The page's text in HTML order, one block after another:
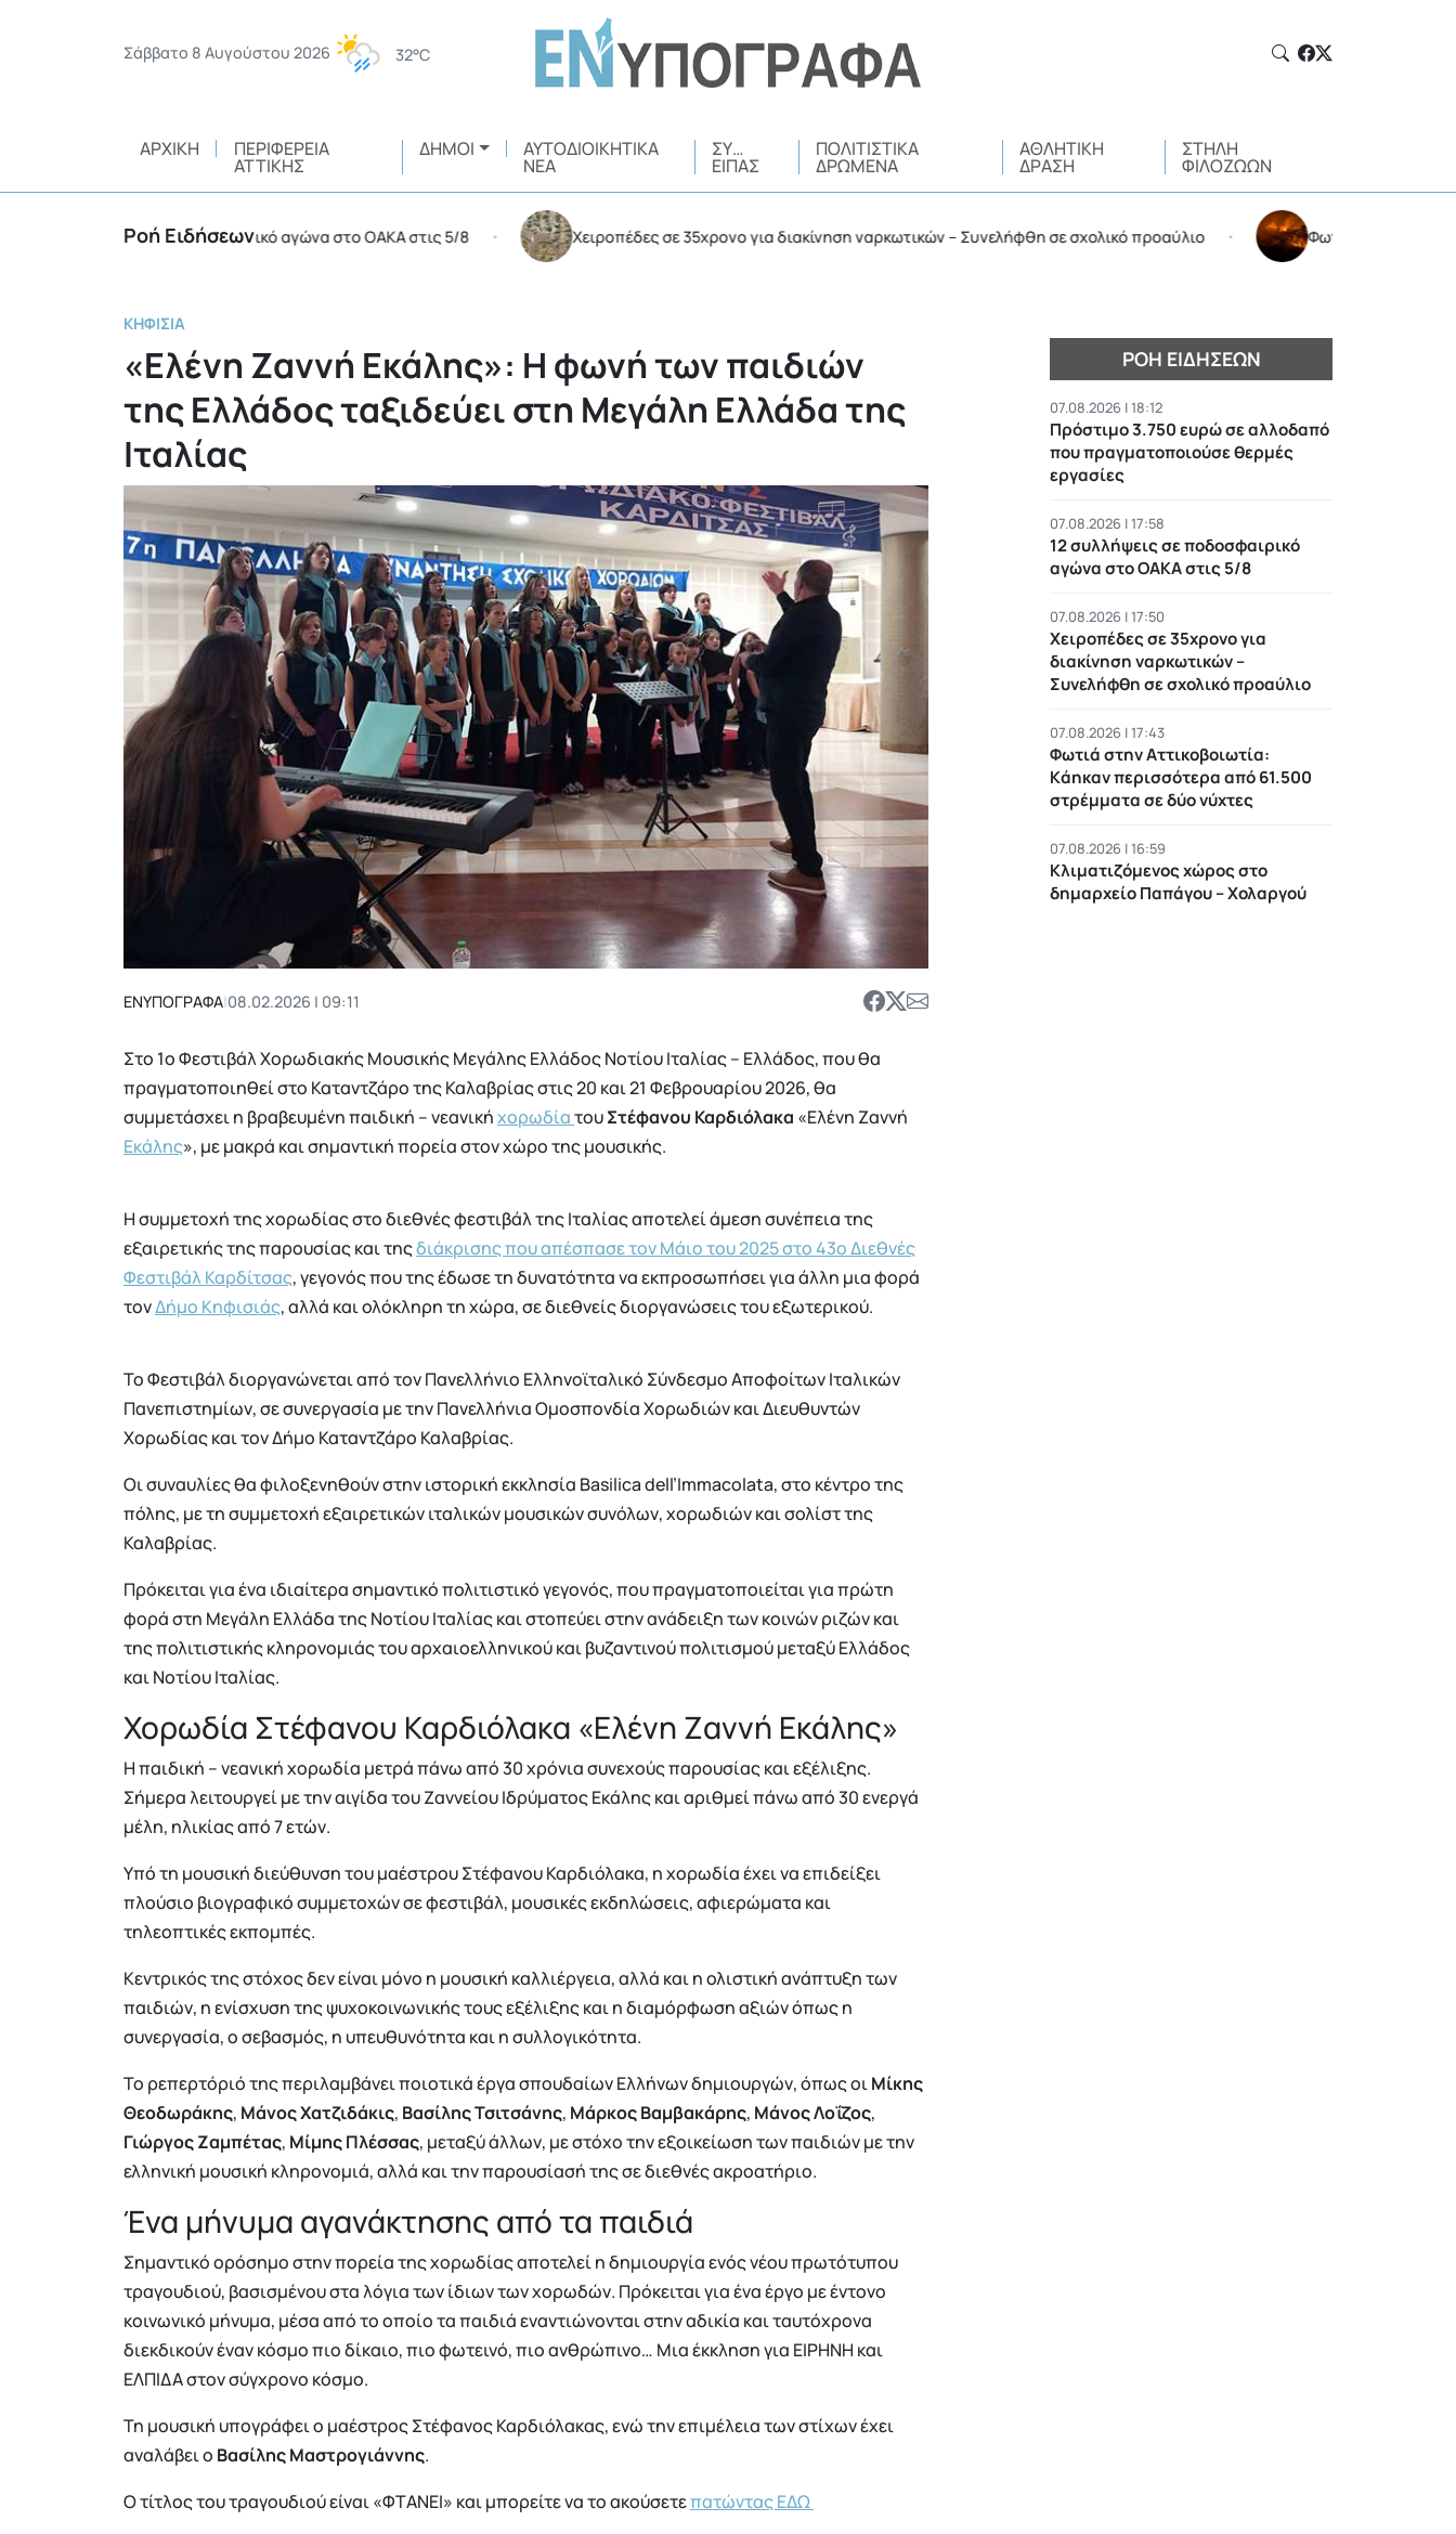
Σάββατο 8 Αυγούστου 2026 32°C
ΑΡΧΙΚΉ ΠΕΡΙΦΈΡΕΙΑ
ΑΤΤΙΚΉΣ
ΔΉΜΟΙ ΑΥΤΟΔΙΟΙΚΗΤΙΚΆ
ΝΈΑ
ΣΥ…
ΕΊΠΑΣ
ΠΟΛΙΤΙΣΤΙΚΆ
ΔΡΏΜΕΝΑ
ΑΘΛΗΤΙΚΉ
ΔΡΆΣΗ
ΣΤΉΛΗ
ΦΙΛΌΖΩΩΝ
Ροή Ειδήσεων
σε ποδοσφαιρικό αγώνα στο ΟΑΚΑ στις 5/8 • Χειροπέδες σε 35χρονο για διακίνηση ναρκωτικών – Συνελήφθη σε σχολικό προαύλιο • Φωτιά στην
ΚΗΦΙΣΙΆ
«Ελένη Ζαννή Εκάλης»: Η φωνή των παιδιών
της Ελλάδος ταξιδεύει στη Μεγάλη Ελλάδα της
Ιταλίας
ΕΝΥΠΟΓΡΑΦΑ|08.02.2026 | 09:11
Στο 1ο Φεστιβάλ Χορωδιακής Μουσικής Μεγάλης Ελλάδος Νοτίου Ιταλίας – Ελλάδος, που θα
πραγματοποιηθεί στο Καταντζάρο της Καλαβρίας στις 20 και 21 Φεβρουαρίου 2026, θα
συμμετάσχει η βραβευμένη παιδική – νεανικήχορωδίατουΣτέφανου Καρδιόλακα «Ελένη Ζαννή
Εκάλης», με μακρά και σημαντική πορεία στον χώρο της μουσικής.
Η συμμετοχή της χορωδίας στο διεθνές φεστιβάλ της Ιταλίας αποτελεί άμεση συνέπεια της
εξαιρετικής της παρουσίας και τηςδιάκρισης που απέσπασε τον Μάιο του 2025 στο 43ο Διεθνές
Φεστιβάλ Καρδίτσας, γεγονός που της έδωσε τη δυνατότητα να εκπροσωπήσει για άλλη μια φορά
τονΔήμο Κηφισιάς, αλλά και ολόκληρη τη χώρα, σε διεθνείς διοργανώσεις του εξωτερικού.
Το Φεστιβάλ διοργανώνεται από τον Πανελλήνιο Ελληνοϊταλικό Σύνδεσμο Αποφοίτων Ιταλικών
Πανεπιστημίων, σε συνεργασία με την Πανελλήνια Ομοσπονδία Χορωδιών και Διευθυντών
Χορωδίας και τον Δήμο Καταντζάρο Καλαβρίας.
Οι συναυλίες θα φιλοξενηθούν στην ιστορική εκκλησία Basilica dell’Immacolata, στο κέντρο της
πόλης, με τη συμμετοχή εξαιρετικών ιταλικών μουσικών συνόλων, χορωδιών και σολίστ της
Καλαβρίας.
Πρόκειται για ένα ιδιαίτερα σημαντικό πολιτιστικό γεγονός, που πραγματοποιείται για πρώτη
φορά στη Μεγάλη Ελλάδα της Νοτίου Ιταλίας και στοπεύει στην ανάδειξη των κοινών ριζών και
της πολιτιστικής κληρονομιάς του αρχαιοελληνικού και βυζαντινού πολιτισμού μεταξύ Ελλάδος
και Νοτίου Ιταλίας.
Χορωδία Στέφανου Καρδιόλακα «Ελένη Ζαννή Εκάλης»
Η παιδική – νεανική χορωδία μετρά πάνω από 30 χρόνια συνεχούς παρουσίας και εξέλιξης.
Σήμερα λειτουργεί με την αιγίδα του Ζαννείου Ιδρύματος Εκάλης και αριθμεί πάνω από 30 ενεργά
μέλη, ηλικίας από 7 ετών.
Υπό τη μουσική διεύθυνση του μαέστρου Στέφανου Καρδιόλακα, η χορωδία έχει να επιδείξει
πλούσιο βιογραφικό συμμετοχών σε φεστιβάλ, μουσικές εκδηλώσεις, αφιερώματα και
τηλεοπτικές εκπομπές.
Κεντρικός της στόχος δεν είναι μόνο η μουσική καλλιέργεια, αλλά και η ολιστική ανάπτυξη των
παιδιών, η ενίσχυση της ψυχοκοινωνικής τους εξέλιξης και η διαμόρφωση αξιών όπως η
συνεργασία, ο σεβασμός, η υπευθυνότητα και η συλλογικότητα.
Το ρεπερτόριό της περιλαμβάνει ποιοτικά έργα σπουδαίων Ελλήνων δημιουργών, όπως οιΜίκης
Θεοδωράκης, Μάνος Χατζιδάκις, Βασίλης Τσιτσάνης, Μάρκος Βαμβακάρης, Μάνος Λοΐζος,
Γιώργος Ζαμπέτας, Μίμης Πλέσσας, μεταξύ άλλων, με στόχο την εξοικείωση των παιδιών με την
ελληνική μουσική κληρονομιά, αλλά και την παρουσίασή της σε διεθνές ακροατήριο.
Ένα μήνυμα αγανάκτησης από τα παιδιά
Σημαντικό ορόσημο στην πορεία της χορωδίας αποτελεί η δημιουργία ενός νέου πρωτότυπου
τραγουδιού, βασισμένου στα λόγια των ίδιων των χορωδών. Πρόκειται για ένα έργο με έντονο
κοινωνικό μήνυμα, μέσα από το οποίο τα παιδιά εναντιώνονται στην αδικία και ταυτόχρονα
διεκδικούν έναν κόσμο πιο δίκαιο, πιο φωτεινό, πιο ανθρώπινο… Μια έκκληση για ΕΙΡΗΝΗ και
ΕΛΠΙΔΑ στον σύγχρονο κόσμο.
Τη μουσική υπογράφει ο μαέστρος Στέφανος Καρδιόλακας, ενώ την επιμέλεια των στίχων έχει
αναλάβει ο Βασίλης Μαστρογιάννης.
Ο τίτλος του τραγουδιού είναι «ΦΤΑΝΕΙ» και μπορείτε να το ακούσετεπατώντας ΕΔΩ
ΡΟΉ ΕΙΔΉΣΕΩΝ
07.08.2026 | 18:12
Πρόστιμο 3.750 ευρώ σε αλλοδαπό
που πραγματοποιούσε θερμές
εργασίες
07.08.2026 | 17:58
12 συλλήψεις σε ποδοσφαιρικό
αγώνα στο ΟΑΚΑ στις 5/8
07.08.2026 | 17:50
Χειροπέδες σε 35χρονο για
διακίνηση ναρκωτικών –
Συνελήφθη σε σχολικό προαύλιο
07.08.2026 | 17:43
Φωτιά στην Αττικοβοιωτία:
Kάηκαν περισσότερα από 61.500
στρέμματα σε δύο νύχτες
07.08.2026 | 16:59
Κλιματιζόμενος χώρος στο
δημαρχείο Παπάγου – Χολαργού